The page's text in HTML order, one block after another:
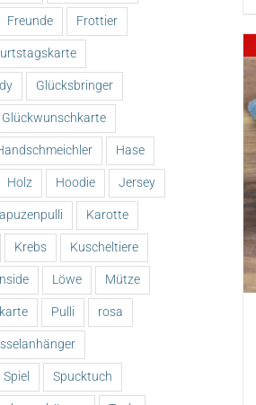
Freunde Frottier
Glücksbringer
Glückwunschkarte
Hase
Holz Hoodie Jersey
Karotte
Krebs Kuscheltiere
Löwe Mütze
Pulli rosa
Spiel Spucktuch